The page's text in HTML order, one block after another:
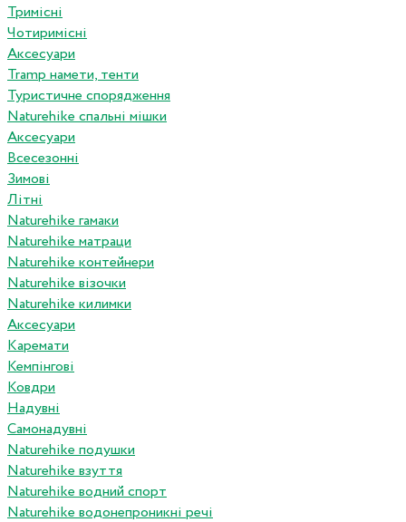
Тримісні
Чотиримісні
Аксесуари
Tramp намети, тенти
Туристичне спорядження
Naturehike спальні мішки
Аксесуари
Всесезонні
Зимові
Літні
Naturehike гамаки
Naturehike матраци
Naturehike контейнери
Naturehike візочки
Naturehike килимки
Аксесуари
Каремати
Кемпінгові
Ковдри
Надувні
Самонадувні
Naturehike подушки
Naturehike взуття
Naturehike водний спорт
Naturehike водонепроникні речі